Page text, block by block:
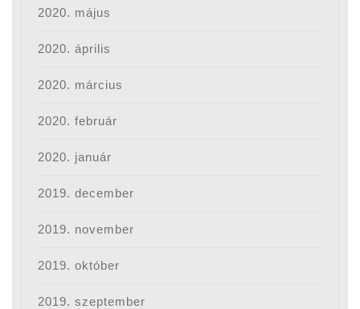
2020. május
2020. április
2020. március
2020. február
2020. január
2019. december
2019. november
2019. október
2019. szeptember